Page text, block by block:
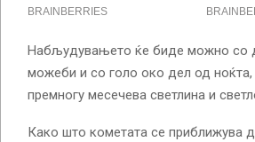
Набљудувањето ќе биде можно со
можеби и со голо око дел од
премногу месечева светлина и
Како што кометата се приближува